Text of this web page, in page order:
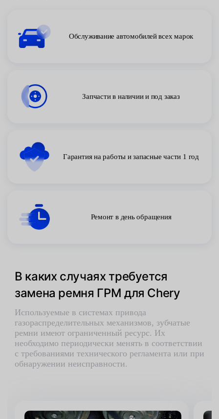
Обслуживание автомобилей всех марок
Запчасти в наличии и под заказ
Гарантия на работы и запасные части 1 год
Ремонт в день обращения
В каких случаях требуется
замена ремня ГРМ для Chery
Используемые в системах привода
газораспределительных механизмов, зубчатые
ремни имеют ограниченный ресурс. Их
необходимо периодически менять в соответствии
с требованиями технического регламента или при
обнаружении неисправности.